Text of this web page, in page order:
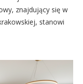
znajdujący się w
stanowi